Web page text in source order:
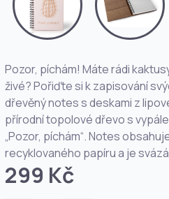
Pozor, píchám! Máte rádi
živé? Pořiďte si k zapisování
dřevěný notes s deskami z
přírodní topolové dřevo s
„Pozor, píchám“. Notes
recyklovaného papíru a je
299 Kč